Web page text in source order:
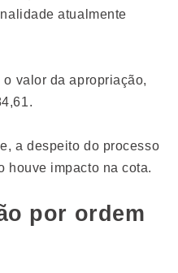
atualmente
valor da apropriação,
a despeito do processo
houve impacto na cota.
por ordem